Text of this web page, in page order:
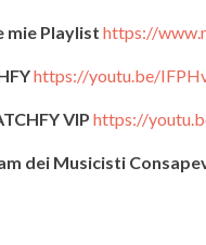
mie Playlist https://
https://youtu.be/
VIP https://
dei Musicisti